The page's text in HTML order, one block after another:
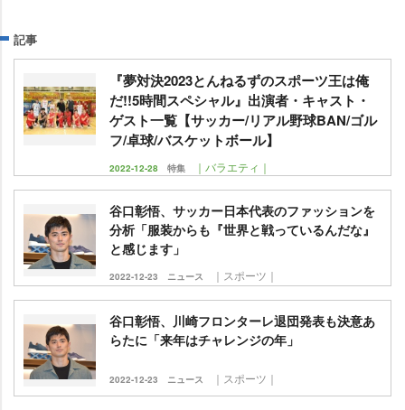
記事
『夢対決2023とんねるずのスポーツ王は俺
だ!!5時間スペシャル』出演者・キャスト・
ゲスト一覧【サッカー/リアル野球BAN/ゴル
フ/卓球/バスケットボール】
2022-12-28 特集 ｜バラエティ｜
谷口彰悟、サッカー日本代表のファッションを
分析「服装からも『世界と戦っているんだな』
と感じます」
2022-12-23 ニュース ｜スポーツ｜
谷口彰悟、川崎フロンターレ退団発表も決意あ
らたに「来年はチャレンジの年」
2022-12-23 ニュース ｜スポーツ｜